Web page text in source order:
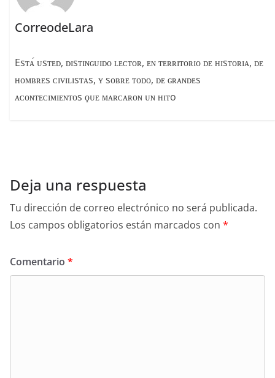
CorreodeLara
Esᴛᴀ́ ᴜsᴛᴇᴅ, ᴅɪsᴛɪɴɢᴜɪᴅᴏ ʟᴇᴄᴛᴏʀ, ᴇɴ ᴛᴇʀʀɪᴛᴏʀɪᴏ ᴅᴇ ʜɪsᴛᴏʀɪᴀ, ᴅᴇ
ʜᴏᴍʙʀᴇs ᴄɪᴠɪʟɪsᴛᴀs, ʏ sᴏʙʀᴇ ᴛᴏᴅᴏ, ᴅᴇ ɢʀᴀɴᴅᴇs
ᴀᴄᴏɴᴛᴇᴄɪᴍɪᴇɴᴛᴏs ϙᴜᴇ ᴍᴀʀᴄᴀʀᴏɴ ᴜɴ ʜɪᴛo
Deja una respuesta
Tu dirección de correo electrónico no será publicada.
Los campos obligatorios están marcados con *
Comentario *